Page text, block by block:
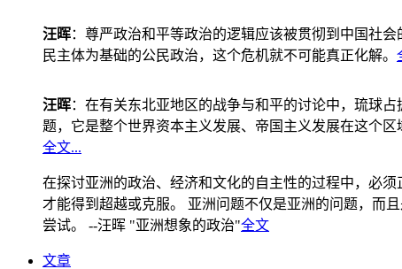
汪晖：尊严政治和平等政治的逻辑应该被贯彻到中国社
民主体为基础的公民政治，这个危机就不可能真正化解。
汪晖：在有关东北亚地区的战争与和平的讨论中，琉球
题，它是整个世界资本主义发展、帝国主义发展在这个区
全文...
在探讨亚洲的政治、经济和文化的自主性的过程中，必
才能得到超越或克服。 亚洲问题不仅是亚洲的问题，而
尝试。 --汪晖 "亚洲想象的政治"全文
文章